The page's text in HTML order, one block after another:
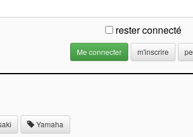
rester connecté
m'inscrire
Yamaha